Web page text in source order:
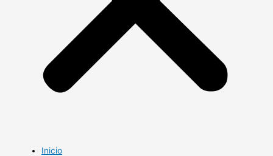
Inicio